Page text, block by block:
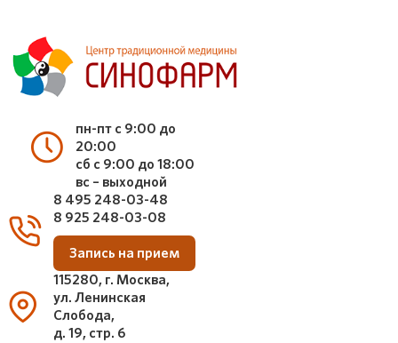
пн-пт с 9:00 до
20:00
сб с 9:00 до 18:00
вс – выходной
8 495 248-03-48
8 925 248-03-08
Запись на прием
115280, г. Москва,
ул. Ленинская
Слобода,
д. 19, стр. 6